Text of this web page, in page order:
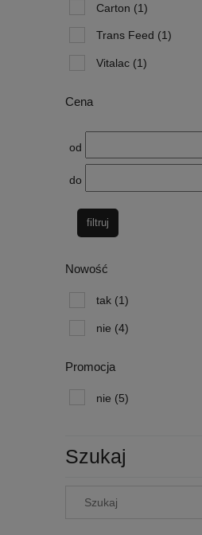
Carton (1)
Trans Feed (1)
Vitalac (1)
Cena
od
do
filtruj
Nowość
tak (1)
nie (4)
Promocja
nie (5)
Szukaj